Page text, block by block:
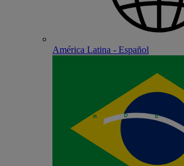
América Latina - Español